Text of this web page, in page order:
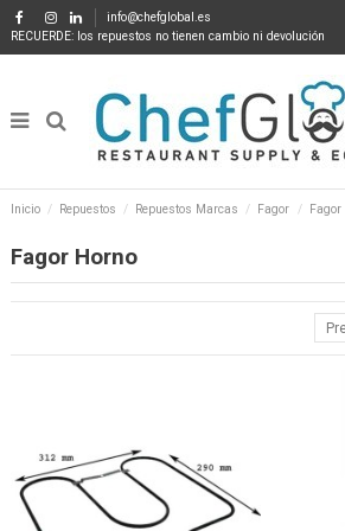
info@chefglobal.es
RECUERDE: los repuestos no tienen cambio ni devolución
Inicio Repuestos Repuestos Marcas Fagor Fagor
Fagor Horno